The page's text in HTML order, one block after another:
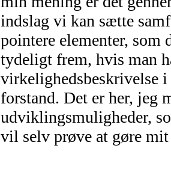
indslag vi kan sætte
pointere elementer,
tydeligt frem, hvis man
forstand. Det er her, jeg
udviklingsmuligheder,
vil selv prøve at gøre